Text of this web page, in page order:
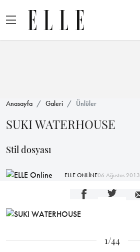
Anasayfa Galeri Ünlüler
SUKI WATERHOUSE
Stil dosyası
ELLE ONLİNE06 Ağustos 2013
1/44